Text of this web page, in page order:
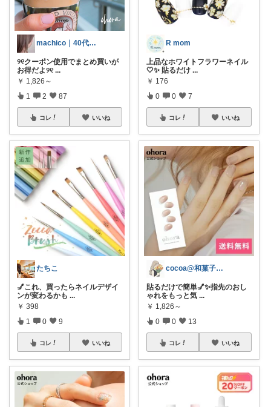
machico｜40代 転勤族パート主婦
୨୧クーポン使用でまとめ買いが
お得だよ୨୧ ...
￥ 1,826～
1 2 87
コレ いいね
たちこ
💅これ、買ったらネイルデザイ
ンが変わるかも ...
￥ 398
1 0 9
コレ いいね
R mom
上品なホワイトフラワーネイル
🤍✨ 貼るだけ ...
￥ 176
0 0 7
コレ いいね
cocoa@和菓子大好き
貼るだけで簡単💅✨指先のおし
ゃれをもっと気 ...
￥ 1,826～
0 0 13
コレ いいね